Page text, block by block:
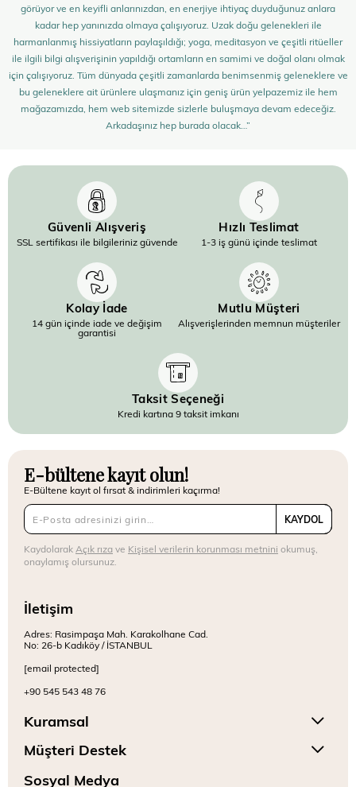
görüyor ve en keyifli anlarınızdan, en enerjiye ihtiyaç duyduğunuz anlara
kadar hep yanınızda olmaya çalışıyoruz. Uzak doğu gelenekleri ile
harmanlanmış hissiyatların paylaşıldığı; yoga, meditasyon ve çeşitli ritüeller
ile ilgili bilgi alışverişinin yapıldığı ortamların en samimi ve doğal olanı olmak
için çalışıyoruz. Tüm dünyada çeşitli zamanlarda benimsenmiş geleneklere ve
bu geleneklere ait ürünlere ulaşmanız için geniş ürün yelpazemiz ile hem
mağazamızda, hem web sitemizde sizlerle buluşmaya devam edeceğiz.
Arkadaşınız hep burada olacak…”
Güvenli Alışveriş
SSL sertifikası ile bilgileriniz güvende
Hızlı Teslimat
1-3 iş günü içinde teslimat
Kolay İade
14 gün içinde iade ve değişim
garantisi
Mutlu Müşteri
Alışverişlerinden memnun müşteriler
Taksit Seçeneği
Kredi kartına 9 taksit imkanı
E-bültene kayıt olun!
E-Bültene kayıt ol fırsat & indirimleri kaçırma!
KAYDOL
Kaydolarak Açık rızave Kişisel verilerin korunması metnini okumuş,
onaylamış olursunuz.
İletişim
Adres: Rasimpaşa Mah. Karakolhane Cad.
No: 26-b Kadıköy / İSTANBUL
[email protected]
+90 545 543 48 76
Kuramsal
Müşteri Destek
Sosyal Medya